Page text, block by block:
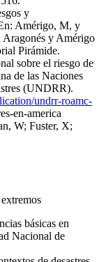
y
Amérigo, M, y
Aragonés y Amérigo
Pirámide.
sobre el riesgo de
de las Naciones
(UNDRR).
undrr-roamc-
en-america
W; Fuster, X;
básicas en
Nacional de